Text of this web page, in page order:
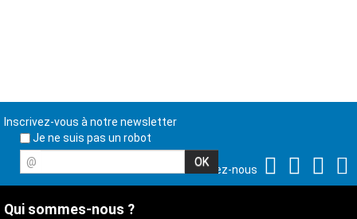
Inscrivez-vous à notre newsletter
Je ne suis pas un robot
@
Suivez-nous
Qui sommes-nous ?